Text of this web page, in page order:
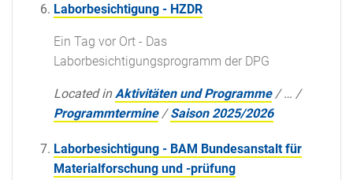
Laborbesichtigung - HZDR
Ein Tag vor Ort - Das
Laborbesichtigungsprogramm der DPG
Located in Aktivitäten und Programme /… /
Programmtermine /Saison 2025/2026
Laborbesichtigung - BAM Bundesanstalt für
Materialforschung und -prüfung